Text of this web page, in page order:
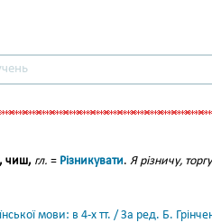
чиш, гл. = Різникувати. Я різничу,
мови: в 4-х тт. / За ред. Б.